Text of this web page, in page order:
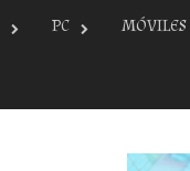
PC MÓVILES